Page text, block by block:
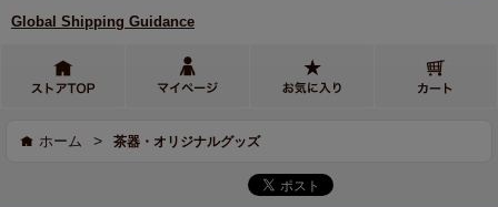
Global Shipping Guidance
ホーム > 茶器・オリジナルグッズ